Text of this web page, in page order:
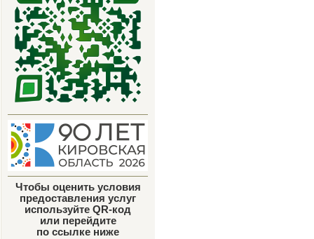
Чтобы оценить условия
предоставления услуг
используйте QR-код
или перейдите
по ссылке ниже